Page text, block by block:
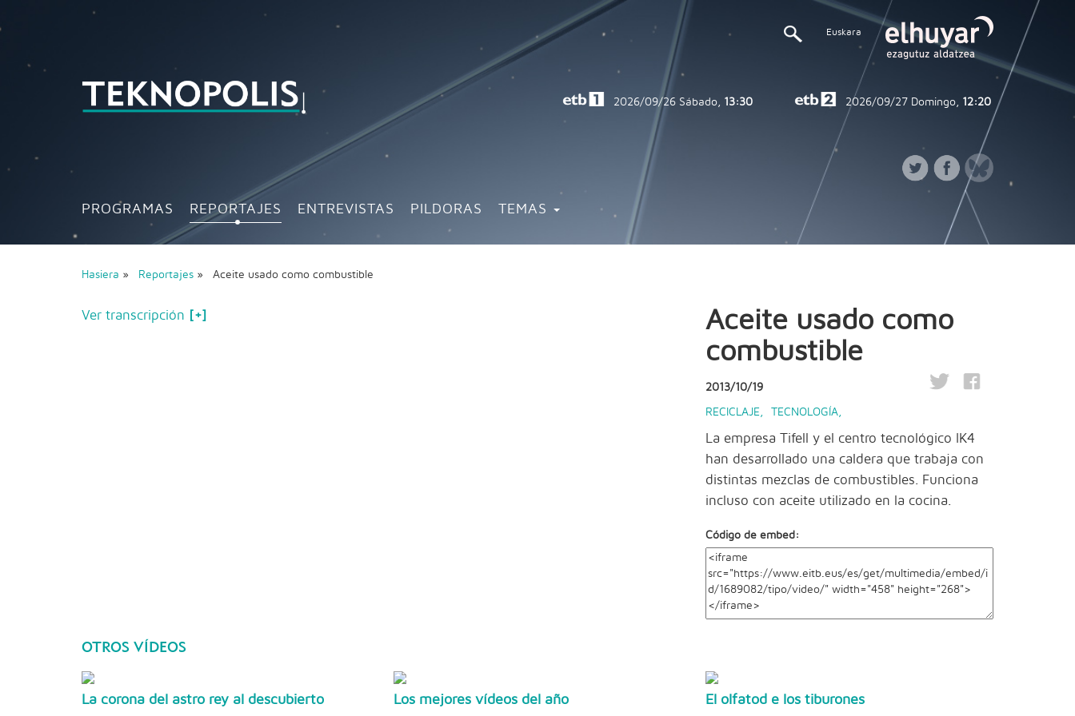
Euskara
PROGRAMAS REPORTAJES ENTREVISTAS PILDORAS TEMAS
2026/09/26 Sábado, 13:30 2026/09/27 Domingo, 12:20
Hasiera » Reportajes » Aceite usado como combustible
Ver transcripción [+]
Aceite usado como
combustible
2013/10/19
RECICLAJE, TECNOLOGÍA,
La empresa Tifell y el centro tecnológico IK4
han desarrollado una caldera que trabaja con
distintas mezclas de combustibles. Funciona
incluso con aceite utilizado en la cocina.
Código de embed:
OTROS VÍDEOS
La corona del astro rey al descubierto Los mejores vídeos del año El olfatod e los tiburones